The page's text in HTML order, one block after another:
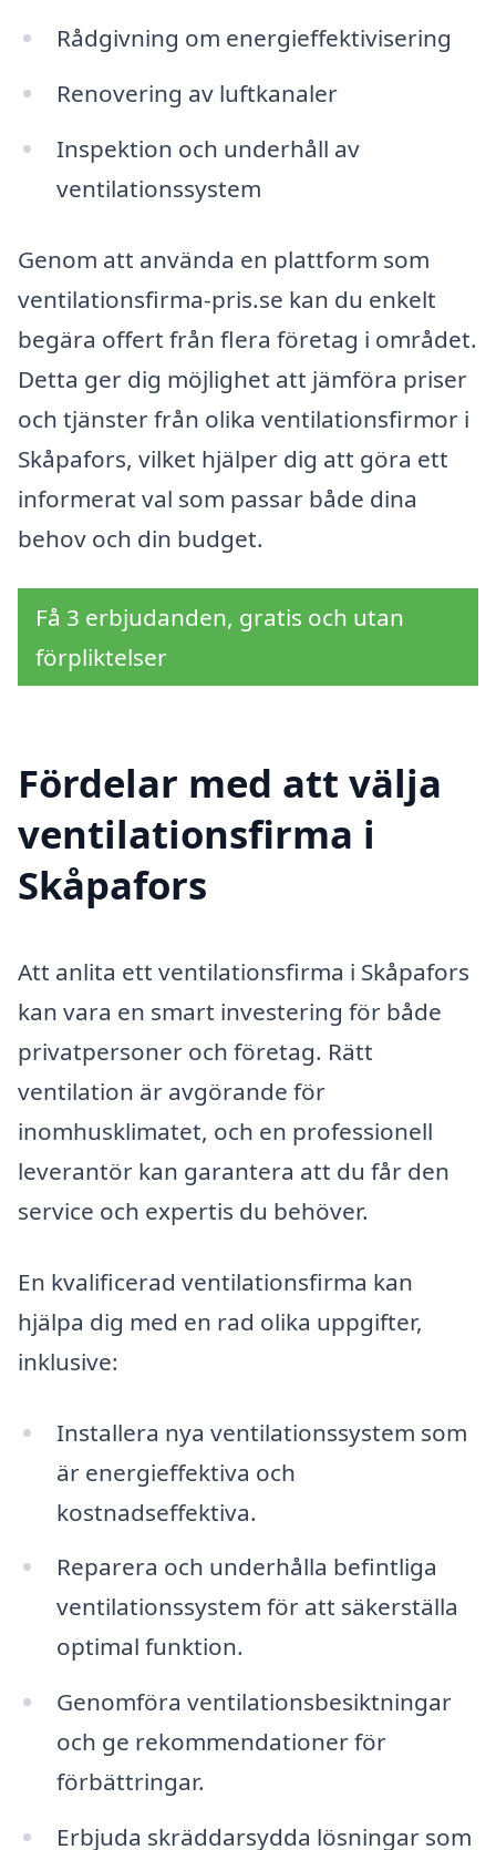
Rådgivning om energieffektivisering
Renovering av luftkanaler
Inspektion och underhåll av
ventilationssystem
Genom att använda en plattform som
ventilationsfirma-pris.se kan du enkelt
begära offert från flera företag i området.
Detta ger dig möjlighet att jämföra priser
och tjänster från olika ventilationsfirmor i
Skåpafors, vilket hjälper dig att göra ett
informerat val som passar både dina
behov och din budget.
Få 3 erbjudanden, gratis och utan
förpliktelser
Fördelar med att välja
ventilationsfirma i
Skåpafors
Att anlita ett ventilationsfirma i Skåpafors
kan vara en smart investering för både
privatpersoner och företag. Rätt
ventilation är avgörande för
inomhusklimatet, och en professionell
leverantör kan garantera att du får den
service och expertis du behöver.
En kvalificerad ventilationsfirma kan
hjälpa dig med en rad olika uppgifter,
inklusive:
Installera nya ventilationssystem som
är energieffektiva och
kostnadseffektiva.
Reparera och underhålla befintliga
ventilationssystem för att säkerställa
optimal funktion.
Genomföra ventilationsbesiktningar
och ge rekommendationer för
förbättringar.
Erbjuda skräddarsydda lösningar som